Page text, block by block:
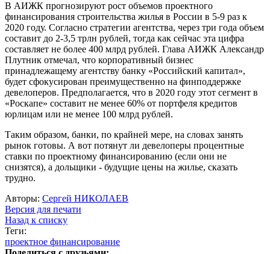
В АИЖК прогнозируют рост объемов проектного
финансирования строительства жилья в России в 5-9 раз к
2020 году. Согласно стратегии агентства, через три года объем
составит до 2-3,5 трлн рублей, тогда как сейчас эта цифра
составляет не более 400 млрд рублей. Глава АИЖК Александр
Плутник отмечал, что корпоративный бизнес
принадлежащему агентству банку «Российский капитал»,
будет сфокусирован преимущественно на финподдержке
девелоперов. Предполагается, что в 2020 году этот сегмент в
«Роскапе» составит не менее 60% от портфеля кредитов
юрлицам или не менее 100 млрд рублей.
Таким образом, банки, по крайней мере, на словах занять
рынок готовы. А вот потянут ли девелоперы процентные
ставки по проектному финансированию (если они не
снизятся), а дольщики - будущие цены на жилье, сказать
трудно.
Авторы: Сергей НИКОЛАЕВ
Версия для печати
Назад к списку
Теги:
проектное финансирование